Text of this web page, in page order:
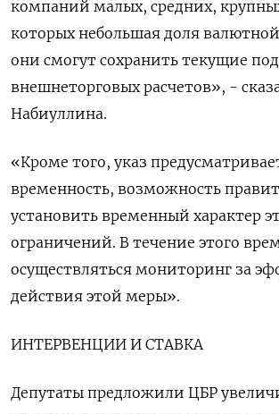
компаний малых, средних,
которых небольшая доля
они смогут сохранить текущие
внешнеторговых расчетов», -
Набиуллина.
«Кроме того, указ
временность, возможность
установить временный характер
ограничений. В течение этого
осуществляться мониторинг за
действия этой меры».
ИНТЕРВЕНЦИИ И СТАВКА
Депутаты предложили ЦБР